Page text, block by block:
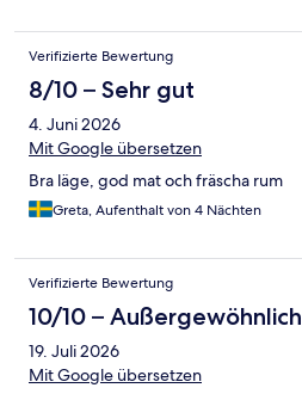
Verifizierte Bewertung
8/10 – Sehr gut
4. Juni 2026
Mit Google übersetzen
Bra läge, god mat och fräscha rum
Greta, Aufenthalt von 4 Nächten
Verifizierte Bewertung
10/10 – Außergewöhnlich
19. Juli 2026
Mit Google übersetzen